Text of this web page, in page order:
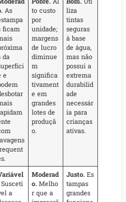
As
ficam
da
e
to custo
por
unidade;
margens
de lucro
diminue
m
significa
tivament
e em
grandes
lotes de
produçã
o.
liza
tintas
seguras
à base
de água,
mas não
possui a
extrema
durabilid
ade
necessár
ia para
crianças
ativas.
Suscetí
a
Moderad
o. Melho
r que a
Justo. Es
tampas
grandes